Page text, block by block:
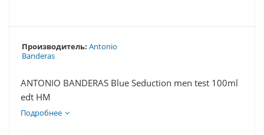
Производитель: Antonio
Banderas
ANTONIO BANDERAS Blue Seduction men test 100ml
edt НМ
Подробнее